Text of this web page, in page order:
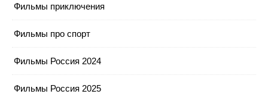
Фильмы приключения
Фильмы про спорт
Фильмы Россия 2024
Фильмы Россия 2025